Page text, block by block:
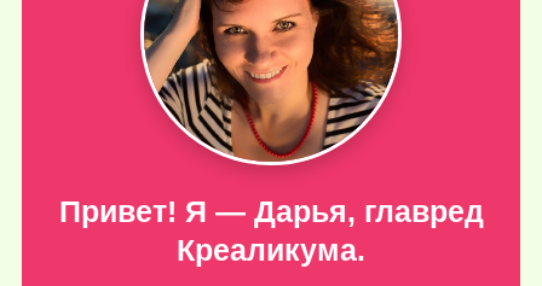
Привет! Я — Дарья, главред
Креаликума.